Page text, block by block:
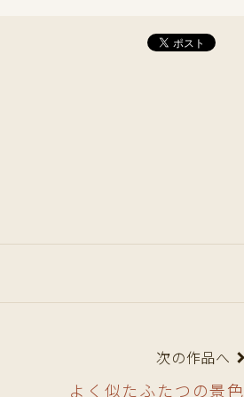
次の作品へ
よく似たふたつの景色